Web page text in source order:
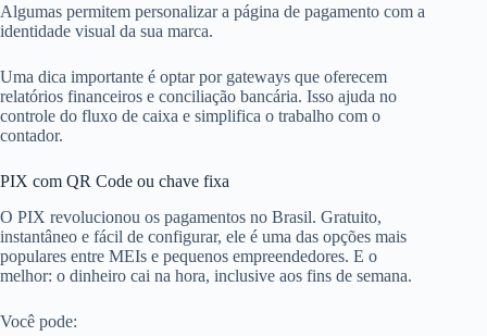
Algumas permitem personalizar a página de pagamento com a
identidade visual da sua marca.
Uma dica importante é optar por gateways que oferecem
relatórios financeiros e conciliação bancária. Isso ajuda no
controle do fluxo de caixa e simplifica o trabalho com o
contador.
PIX com QR Code ou chave fixa
O PIX revolucionou os pagamentos no Brasil. Gratuito,
instantâneo e fácil de configurar, ele é uma das opções mais
populares entre MEIs e pequenos empreendedores. E o
melhor: o dinheiro cai na hora, inclusive aos fins de semana.
Você pode: